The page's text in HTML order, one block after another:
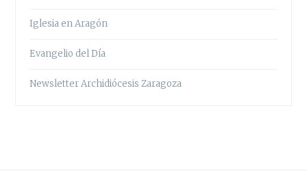
Iglesia en Aragón
Evangelio del Día
Newsletter Archidiócesis Zaragoza